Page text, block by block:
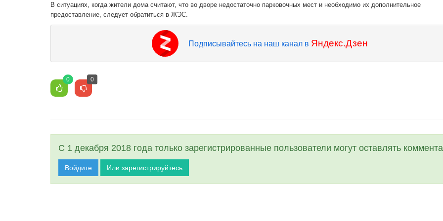
В ситуациях, когда жители дома считают, что во дворе недостаточно парковочных мест и необходимо их дополнительное
предоставление, следует обратиться в ЖЭС.
Подписывайтесь на наш канал в Яндекс.Дзен
0 0
С 1 декабря 2018 года только зарегистрированные пользователи могут оставлять
Войдите Или зарегистрируйтесь